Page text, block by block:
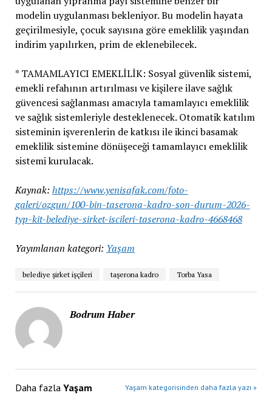
modelin uygulanması bekleniyor. Bu modelin hayata
geçirilmesiyle, çocuk sayısına göre emeklilik yaşından
indirim yapılırken, prim de eklenebilecek.
* TAMAMLAYICI EMEKLİLİK: Sosyal güvenlik sistemi,
emekli refahının artırılması ve kişilere ilave sağlık
güvencesi sağlanması amacıyla tamamlayıcı emeklilik
ve sağlık sistemleriyle desteklenecek. Otomatik katılım
sisteminin işverenlerin de katkısı ile ikinci basamak
emeklilik sistemine dönüşeceği tamamlayıcı emeklilik
sistemi kurulacak.
Kaynak: https://www.yenisafak.com/foto-
galeri/ozgun/100-bin-taserona-kadro-son-durum-2026-
typ-kit-belediye-sirket-iscileri-taserona-kadro-4668468
Yayımlanan kategori: Yaşam
belediye şirket işçileri taşerona kadro Torba Yasa
Bodrum Haber
Daha fazla Yaşam Yaşam kategorisinden daha fazla yazı »